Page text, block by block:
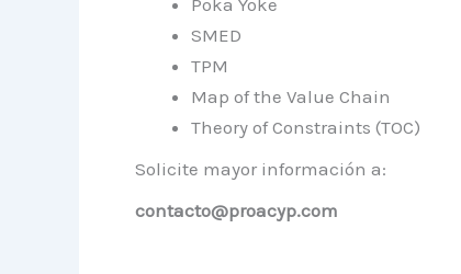
Poka Yoke
SMED
TPM
Map of the Value Chain
Theory of Constraints (TOC)
Solicite mayor información a:
contacto@proacyp.com